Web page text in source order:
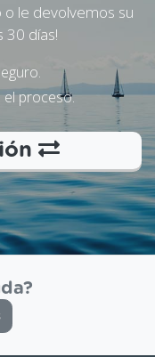
o le devolvemos su
30 días!
proceso.